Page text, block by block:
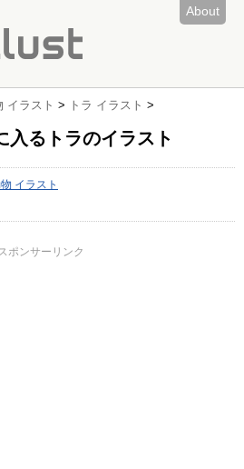
About
イラスト > トラ イラスト >
入るトラのイラスト
イラスト
ポンサーリンク